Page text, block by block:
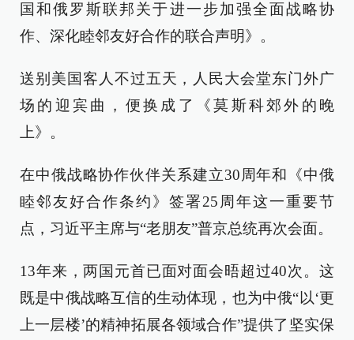
国和俄罗斯联邦关于进一步加强全面战略协
作、深化睦邻友好合作的联合声明》。
送别美国客人不过五天，人民大会堂东门外广
场的迎宾曲，便换成了《莫斯科郊外的晚
上》。
在中俄战略协作伙伴关系建立30周年和《中俄
睦邻友好合作条约》签署25周年这一重要节
点，习近平主席与“老朋友”普京总统再次会面。
13年来，两国元首已面对面会晤超过40次。这
既是中俄战略互信的生动体现，也为中俄“以‘更
上一层楼’的精神拓展各领域合作”提供了坚实保